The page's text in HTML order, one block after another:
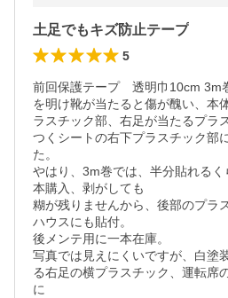
土足でもキズ防止テープ
5
前回保護テープ　透明巾10cm 3m
を明け靴が当たると傷が醜い、本
ラスチック部、右足が当たるプラ
つくシートの右下プラスチック部
た。
やはり、3m巻では、半分貼れる
本購入、剥がしても
糊が残りませんから、後部のプラ
ハウスにも貼付。
後メンテ用に一本在庫。
写真では見えにくいですが、白塗
る右足の横プラスチック、運転席
に